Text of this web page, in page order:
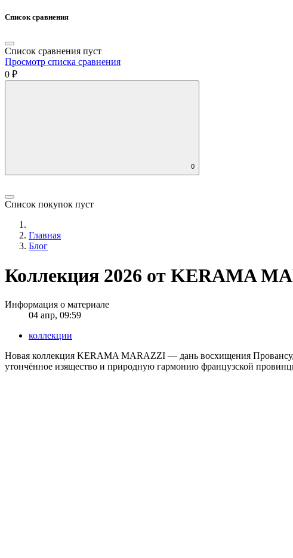
Список сравнения
Список сравнения пуст
Просмотр списка сравнения
0 ₽
0
Список покупок пуст
Главная
Блог
Коллекция 2026 от KERAMA
Информация о материале
04 апр, 09:59
коллекции
Новая коллекция KERAMA MARAZZI — дань восхищения
утончённое изящество и природную гармонию французской